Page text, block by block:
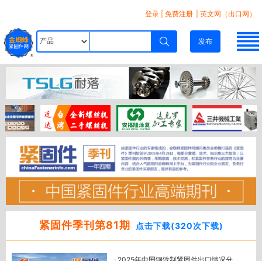
登录 免费注册 | 英文网（出口网）
发布
紧固件季刊第81期 点击下载(320次下载)